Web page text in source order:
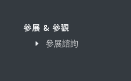
參展 & 參觀
參展諮詢